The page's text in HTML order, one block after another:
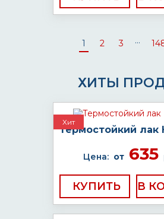
1 2 3 ...
ХИТЫ
Хит
Термостойкий лак
Цена: от635
КУПИТЬ